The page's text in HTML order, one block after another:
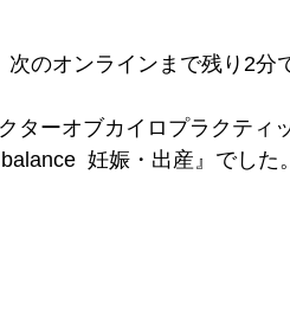
のオンラインまで残り2分
ターオブカイロプラクティ
妊娠・出産』でした。